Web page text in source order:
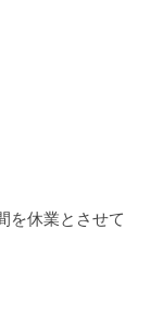
を休業とさせて